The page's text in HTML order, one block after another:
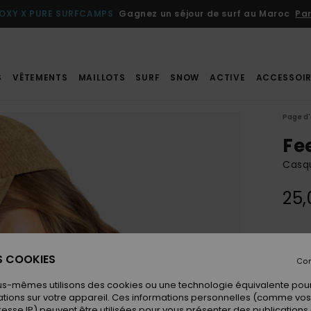
X PURE SURFCAMPS Gagnez un séjour de surf au Maroc
VÊTEMENTS MAILLOTS SURF SNOW ACTIVE
Page
COOKIES
mêmes utilisons des cookies ou une technologie équivalente
sur votre appareil. Ces informations personnelles (comme